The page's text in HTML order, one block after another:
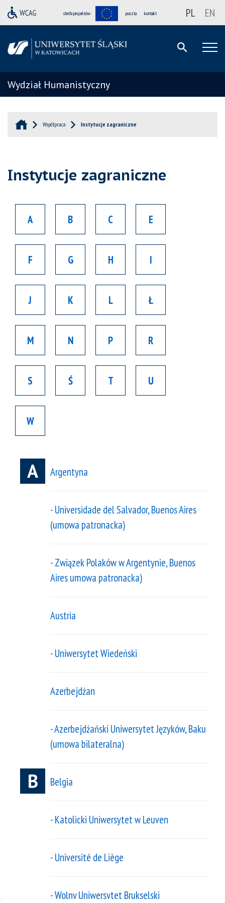
strefa projektów poczta kontakt PL EN
Wydział Humanistyczny
Współpraca Instytucje zagraniczne
Instytucje zagraniczne
A B C E
F G H I
J K L Ł
M N P R
S Ś T U
W
A Argentyna
- Universidade del Salvador, Buenos Aires
(umowa patronacka)
- Związek Polaków w Argentynie, Buenos
Aires umowa patronacka)
Austria
- Uniwersytet Wiedeński
Azerbejdżan
- Azerbejdżański Uniwersytet Języków, Baku
(umowa bilateralna)
B Belgia
- Katolicki Uniwersytet w Leuven
- Université de Liège
- Wolny Uniwersytet Brukselski